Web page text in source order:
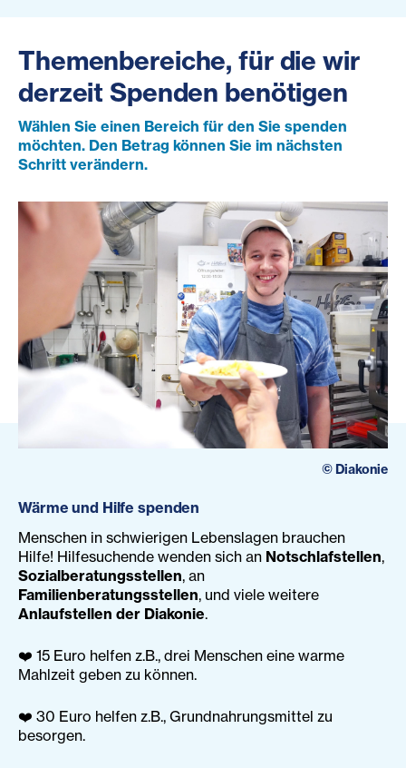
Themenbereiche, für die wir
derzeit Spenden benötigen
Wählen Sie einen Bereich für den Sie spenden
möchten. Den Betrag können Sie im nächsten
Schritt verändern.
© Diakonie
Wärme und Hilfe spenden
Menschen in schwierigen Lebenslagen brauchen
Hilfe! Hilfesuchende wenden sich an Notschlafstellen,
Sozialberatungsstellen, an
Familienberatungsstellen, und viele weitere
Anlaufstellen der Diakonie.
❤️ 15 Euro helfen z.B., drei Menschen eine warme
Mahlzeit geben zu können.
❤️ 30 Euro helfen z.B., Grundnahrungsmittel zu
besorgen.